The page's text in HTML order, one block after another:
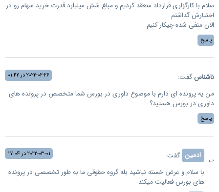
سلام با كارگزاري قرارداد منعقد كرديم و مبلغ شش ميليارد قدرت خريد سهام رو در
اختيارش گذاشتم
الان منفي شده چيكار كنيم
پاسخ
ناشناسگفت: 2022-02-26 در 01:42
من یه پرونده ای دارم با موضوع داوری در بورس شما متخصص در پرونده های
داوری در بورس هستید؟
پاسخ
ادمین گفت: 2022-03-01 در 17:04
با سلام و عرض خسته نباشید بله گروه حقوقی ما به طور تخصصی در پرونده
های بورس فعاليت میکند